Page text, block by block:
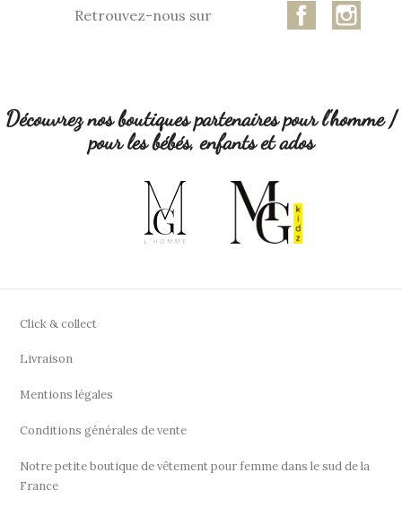
Retrouvez-nous sur Facebook
Découvrez nos boutiques partenaires pour l'homme /
pour les bébés, enfants et ados
Click & collect
Livraison
Mentions légales
Conditions générales de vente
Notre petite boutique de vêtement pour femme dans le sud de la
France